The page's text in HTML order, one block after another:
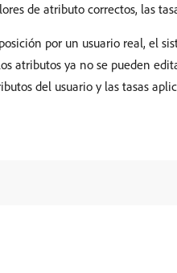
de atributo correctos, las
por un usuario real, el
atributos ya no se pueden
del usuario y las tasas